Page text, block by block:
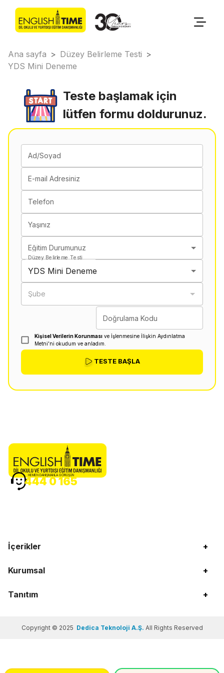
Ana sayfa > Düzey Belirleme Testi >
YDS Mini Deneme
Teste başlamak için
lütfen formu doldurunuz.
Ad/Soyad
E-mail Adresiniz
Telefon
Yaşınız
Eğitim Durumunuz
Düzey Belirleme Testi
YDS Mini Deneme
Şube
Doğrulama Kodu
Kişisel Verilerin Korunması ve İşlenmesine İlişkin Aydınlatma
Metni'ni okudum ve anladım.
TESTE BAŞLA
İçerikler +
Kurumsal +
Tanıtım +
HEMEN DANIŞMANLA GÖRÜŞÜN
444 0 165
Copyright © 2025 Dedica Teknoloji A.Ş. All Rights Reserved